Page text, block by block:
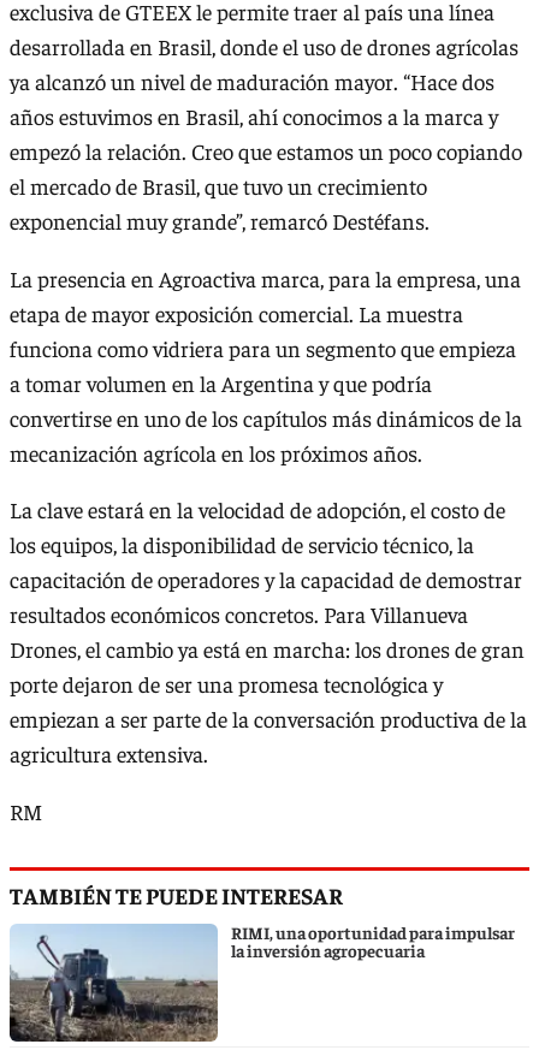
exclusiva de GTEEX le permite traer al país una línea
desarrollada en Brasil, donde el uso de drones agrícolas
ya alcanzó un nivel de maduración mayor. “Hace dos
años estuvimos en Brasil, ahí conocimos a la marca y
empezó la relación. Creo que estamos un poco copiando
el mercado de Brasil, que tuvo un crecimiento
exponencial muy grande”, remarcó Destéfans.
La presencia en Agroactiva marca, para la empresa, una
etapa de mayor exposición comercial. La muestra
funciona como vidriera para un segmento que empieza
a tomar volumen en la Argentina y que podría
convertirse en uno de los capítulos más dinámicos de la
mecanización agrícola en los próximos años.
La clave estará en la velocidad de adopción, el costo de
los equipos, la disponibilidad de servicio técnico, la
capacitación de operadores y la capacidad de demostrar
resultados económicos concretos. Para Villanueva
Drones, el cambio ya está en marcha: los drones de gran
porte dejaron de ser una promesa tecnológica y
empiezan a ser parte de la conversación productiva de la
agricultura extensiva.
RM
TAMBIÉN TE PUEDE INTERESAR
RIMI, una oportunidad para impulsar
la inversión agropecuaria